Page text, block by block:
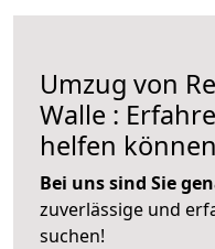
Umzug von
Walle :
helfen können
Bei uns sind Sie
zuverlässige und
suchen!